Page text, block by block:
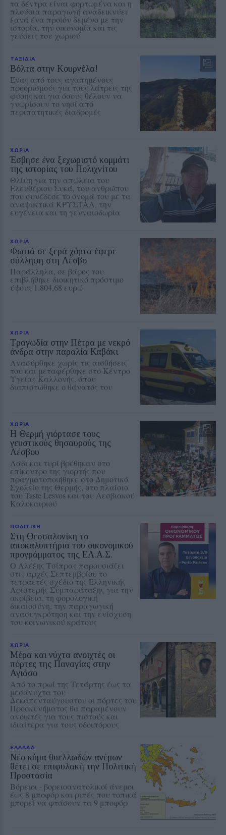
τα δέντρα είναι φορτωμένα και η
πλούσια παραγωγή αναδεικνύει
ξανά ένα προϊόν δεμένο με την
ιστορία, την οικονομία και τις
γεύσεις του χωριού
ΤΑΞΙΔΙΑ
Βόλτα στην Κουρνέλα!
Ένας από τους αγαπημένους
προορισμούς για τους λάτρεις της
φύσης και για όσους θέλουν να
γνωρίσουν το νησί από
περιπατητικές διαδρομές
ΧΩΡΙΑ
Έσβησε ένα ξεχωριστό κομμάτι
της ιστορίας του Πολιχνίτου
Θλίψη για την απώλεια του
Ελευθέριου Συκά, του ανθρώπου
που συνέδεσε το όνομά του με τα
αναψυκτικά ΚΡΥΣΤΑΛ, την
ευγένεια και τη γενναιοδωρία
ΧΩΡΙΑ
Φωτιά σε ξερά χόρτα έφερε
σύλληψη στη Λέσβο
Παράλληλα, σε βάρος του
επιβλήθηκε διοικητικό πρόστιμο
ύψους 1.804,68 ευρώ
ΧΩΡΙΑ
Τραγωδία στην Πέτρα με νεκρό
άνδρα στην παραλία Καβάκι
Ανασύρθηκε χωρίς τις αισθήσεις
του και μεταφέρθηκε στο Κέντρο
Υγείας Καλλονής, όπου
διαπιστώθηκε ο θάνατός του
ΧΩΡΙΑ
Η Θερμή γιόρτασε τους
γευστικούς θησαυρούς της
Λέσβου
Λάδι και τυρί βρέθηκαν στο
επίκεντρο της γιορτής που
πραγματοποιήθηκε στο Δημοτικό
Σχολείο της Θερμής, στο πλαίσιο
του Taste Lesvos και του Λεσβιακού
Καλοκαιριού
ΠΟΛΙΤΙΚΗ
Στη Θεσσαλονίκη τα
αποκαλυπτήρια του οικονομικού
προγράμματος της ΕΛ.Α.Σ.
Ο Αλέξης Τσίπρας παρουσιάζει
στις αρχές Σεπτεμβρίου το
τετραετές σχέδιο της Ελληνικής
Αριστερής Συμπαράταξης για την
ακρίβεια, τη φορολογική
δικαιοσύνη, την παραγωγική
ανασυγκρότηση και την ενίσχυση
του κοινωνικού κράτους
ΧΩΡΙΑ
Μέρα και νύχτα ανοιχτές οι
πόρτες της Παναγίας στην
Αγιάσο
Από το πρωί της Τετάρτης έως τα
μεσάνυχτα του
Δεκαπενταύγουστου οι πόρτες του
Προσκυνήματος θα παραμένουν
ανοικτές για τους πιστούς και
ιδιαίτερα για τους οδοιπόρους
ΕΛΛΑΔΑ
Νέο κύμα θυελλωδών ανέμων
θέτει σε επιφυλακή την Πολιτική
Προστασία
Βόρειοι - βορειοανατολικοί άνεμοι
έως 8 μποφόρ και ριπές που τοπικά
μπορεί να φτάσουν τα 9 μποφόρ